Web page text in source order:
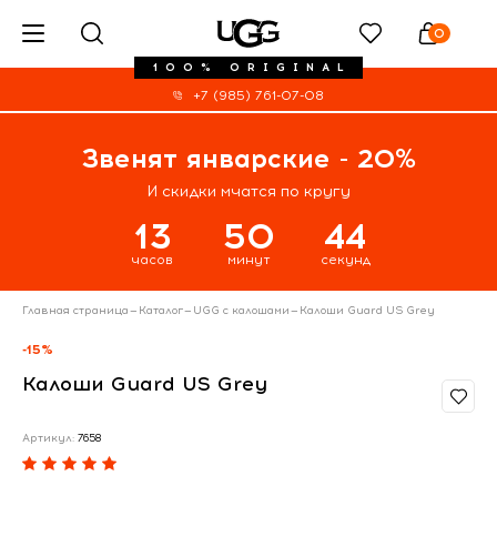
100% ORIGINAL
0
+7 (985) 761-07-08
Звенят январские - 20%
И скидки мчатся по кругу
13
часов
50
минут
43
секунд
Главная страница— Каталог— UGG с калошами— Калоши Guard US Grey
-15%
Калоши Guard US Grey
Артикул: 7658